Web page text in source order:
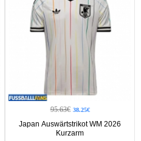
95.63€ 38.25€
Japan Auswärtstrikot WM 2026
Kurzarm